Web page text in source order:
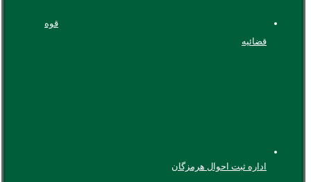
قوه
قضائیه
اداره ثبت احوال هرمزگان